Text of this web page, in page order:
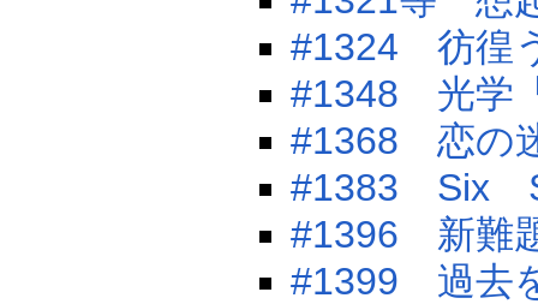
#1324 彷徨
#1348 光学
#1368 恋の
#1383 Six
#1396 新難
#1399 過去